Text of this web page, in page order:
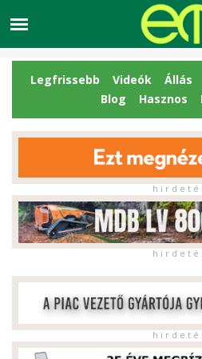
Legfrissebb Videók Állás
Blog
Hasznos
h i r d e t é
h i r d e t é
h i r d e t é